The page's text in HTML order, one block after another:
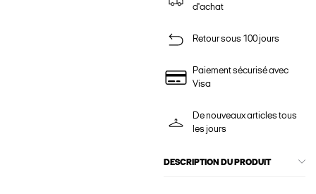
d'achat
Retour sous 100 jours
Paiement sécurisé avec
Visa
De nouveaux articles tous
les jours
DESCRIPTION DU PRODUIT